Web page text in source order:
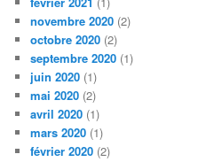
novembre 2020 (2)
octobre 2020 (2)
septembre 2020 (1)
juin 2020 (1)
mai 2020 (2)
avril 2020 (1)
mars 2020 (1)
février 2020 (2)